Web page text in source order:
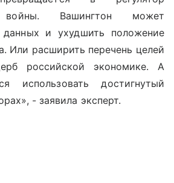
войны. Вашингтон может
данных и ухудшить положение
Или расширить перечень целей
российской экономике. А
использовать достигнутый
- заявила эксперт.